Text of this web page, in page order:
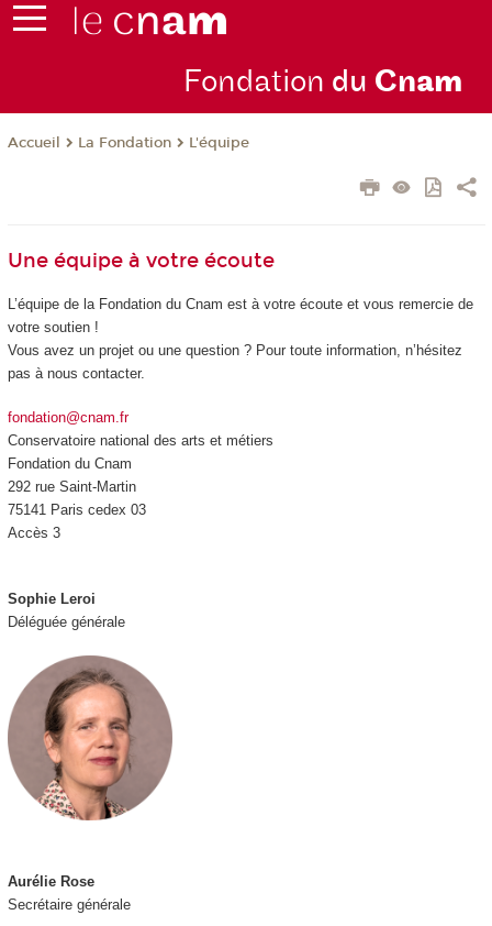
Fondation du Cnam
Accueil La Fondation L'équipe
Une équipe à votre écoute
L’équipe de la Fondation du Cnam est à votre écoute et vous remercie de
votre soutien !
Vous avez un projet ou une question ? Pour toute information, n’hésitez
pas à nous contacter.
fondation@cnam.fr
Conservatoire national des arts et métiers
Fondation du Cnam
292 rue Saint-Martin
75141 Paris cedex 03
Accès 3
Sophie Leroi
Déléguée générale
Aurélie Rose
Secrétaire générale